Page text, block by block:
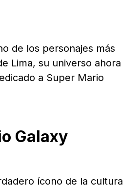
de los personajes más
Lima, su universo ahora
a Super Mario
Galaxy
ícono de la cultura